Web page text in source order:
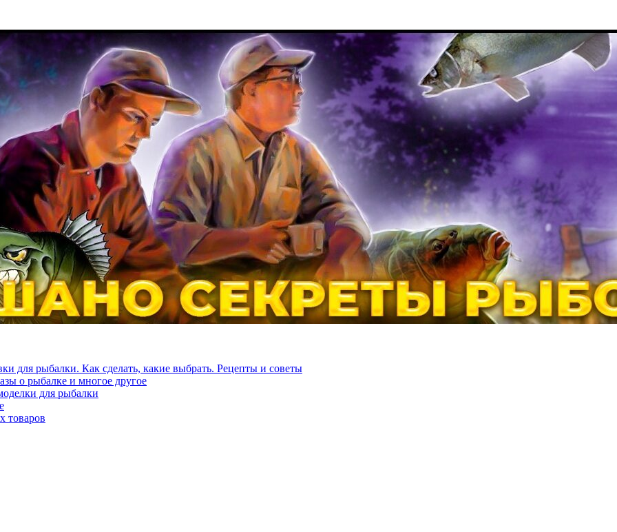
для рыбалки. Как сделать, какие выбрать. Рецепты и советы
о рыбалке и многое другое
для рыбалки
товаров